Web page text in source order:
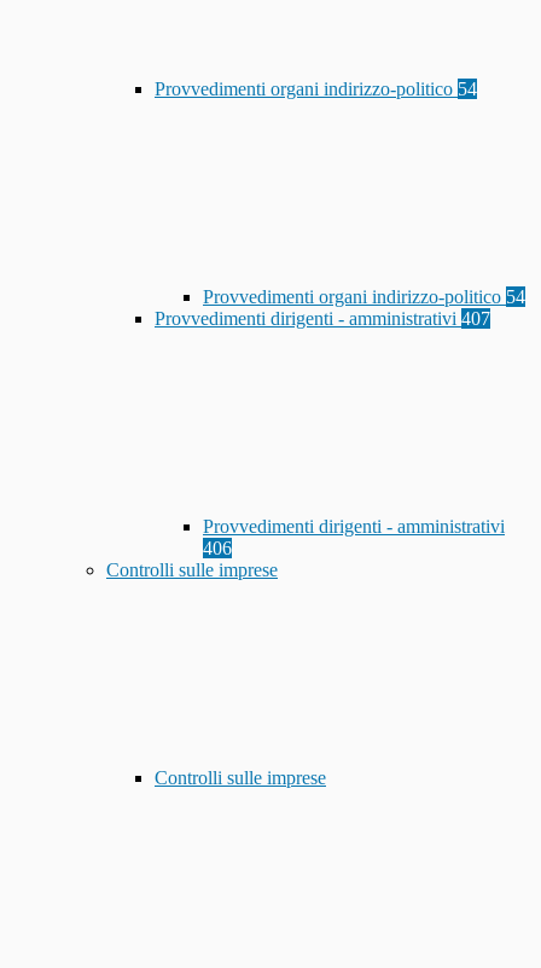
Provvedimenti organi indirizzo-politico 54
Provvedimenti organi indirizzo-politico 54
Provvedimenti dirigenti - amministrativi 407
Provvedimenti dirigenti - amministrativi
406
Controlli sulle imprese
Controlli sulle imprese